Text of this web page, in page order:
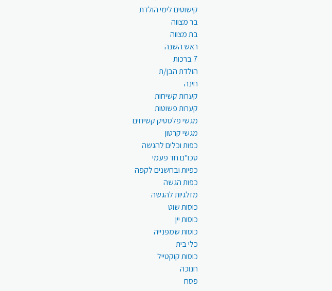
קישוטים לימי הולדת
בר מצווה
בת מצווה
ראש השנה
7 ברכות
הולדת הבן/ת
חינה
קערות קשיחות
קערות פשוטות
מגשי פלסטיק קשיחים
מגשי קרטון
כפות וכלים להגשה
סכו"ם חד פעמי
כפיות ובחשנים לקפה
כפות הגשה
מזלגיות להגשה
כוסות שוט
כוסות יין
כוסות שמפנייה
כלי בית
כוסות קוקטייל
חנוכה
פסח